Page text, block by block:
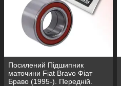
Посилений Підшипник
маточини Fiat Bravo Фіат
Браво (1995-). Передній.